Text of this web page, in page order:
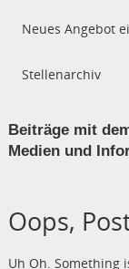
Neues Angebot
Stellenarchiv
Beiträge mit
Medien und
Oops,
Uh Oh. Something